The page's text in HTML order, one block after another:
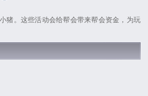
。这些活动会给帮会带来帮会资金，为玩